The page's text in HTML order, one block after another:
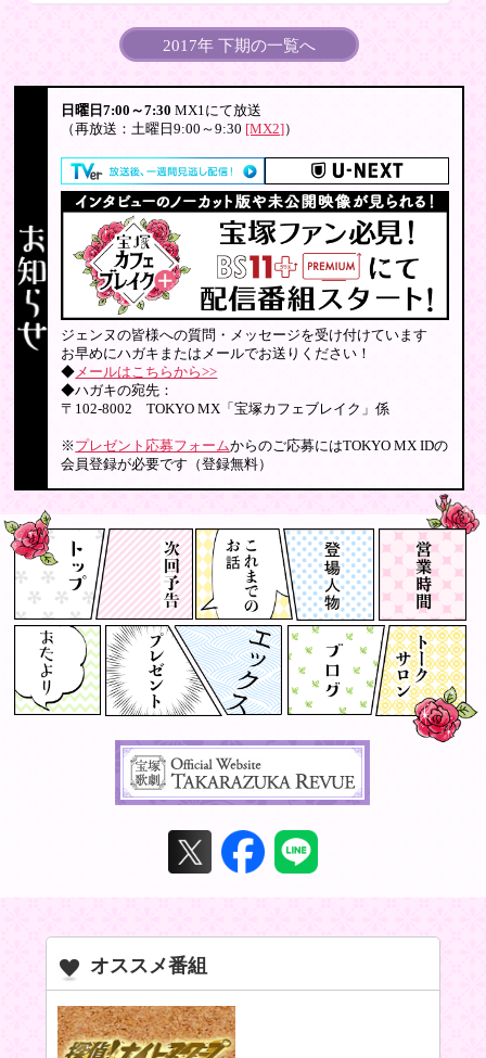
2017年 下期の一覧へ
日曜日7:00～7:30 MX1にて放送
（再放送：土曜日9:00～9:30 [MX2]）
ジェンヌの皆様への質問・メッセージを受け付けています
お早めにハガキまたはメールでお送りください！
◆メールはこちらから>>
◆ハガキの宛先：
〒102-8002 TOKYO MX「宝塚カフェブレイク」係
※ プレゼント応募フォームからのご応募にはTOKYO MX IDの
会員登録が必要です（登録無料）
オススメ番組